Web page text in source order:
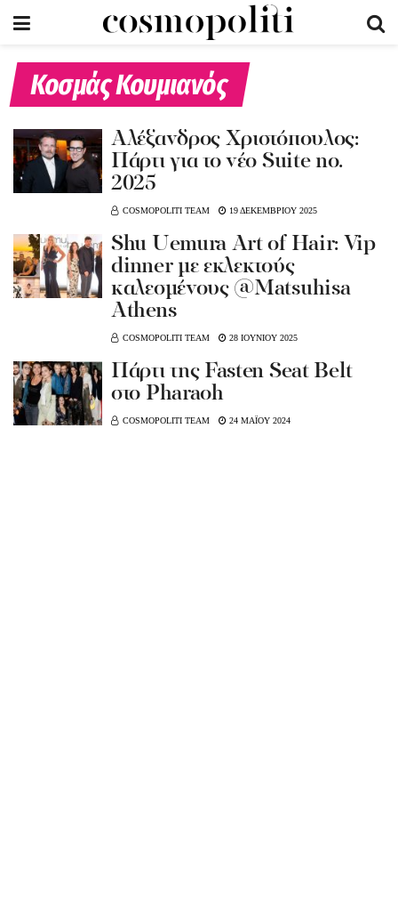
Κοσμάς Κουμιανός
Αλέξανδρος Χριστόπουλος:
Πάρτι για το νέο Suite no.
2025
COSMOPOLITI TEAM 19 ΔΕΚΕΜΒΡΙΟΥ 2025
Shu Uemura Art of Hair: Vip
dinner με εκλεκτούς
καλεσμένους @Matsuhisa
Athens
COSMOPOLITI TEAM 28 ΙΟΥΝΙΟΥ 2025
Πάρτι της Fasten Seat Belt
στο Pharaoh
COSMOPOLITI TEAM 24 ΜΑΪΟΥ 2024